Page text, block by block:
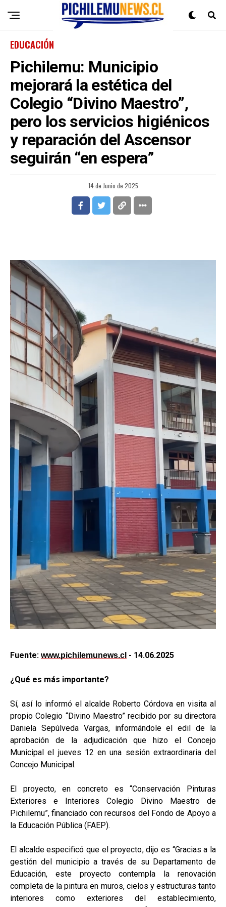
EDUCACIÓN
Pichilemu: Municipio
mejorará la estética del
Colegio “Divino Maestro”,
pero los servicios higiénicos
y reparación del Ascensor
seguirán “en espera”
14 de Junio de 2025
Fuente: www.pichilemunews.cl - 14.06.2025
¿Qué es más importante?
Sí, así lo informó el alcalde Roberto Córdova en visita al
propio Colegio “Divino Maestro” recibido por su directora
Daniela Sepúlveda Vargas, informándole el edil de la
aprobación de la adjudicación que hizo el Concejo
Municipal el jueves 12 en una sesión extraordinaria del
Concejo Municipal.
El proyecto, en concreto es “Conservación Pinturas
Exteriores e Interiores Colegio Divino Maestro de
Pichilemu”, financiado con recursos del Fondo de Apoyo a
la Educación Pública (FAEP).
El alcalde especificó que el proyecto, dijo es “Gracias a la
gestión del municipio a través de su Departamento de
Educación, este proyecto contempla la renovación
completa de la pintura en muros, cielos y estructuras tanto
interiores como exteriores del establecimiento,